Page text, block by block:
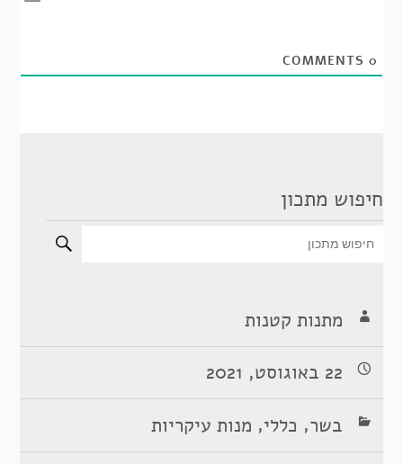
0
חיפוש מתכון
מתנות קטנות
22 באוגוסט, 2021
בשר, כללי, מנות עיקריות